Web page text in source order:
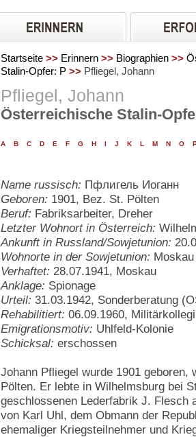
Startseite >> Erinnern >> Biographien >>
Stalin-Opfer: P >> Pfliegel, Johann
Pfliegel, Johann
Österreichische Stalin-
A B C D E F G H I J K L M N O
Name russisch: Пфлигель Иоганн
Geboren: 1901, Bez. St. Pölten
Beruf: Fabriksarbeiter, Dreher
Letzter Wohnort in Österreich:
Ankunft in Russland/Sowjetunion:
Wohnorte in der Sowjetunion: Moskau
Verhaftet: 28.07.1941, Moskau
Anklage: Spionage
Urteil: 31.03.1942, Sonderberatung
Rehabilitiert: 06.09.1960,
Emigrationsmotiv: Uhlfeld-Kolonie
Schicksal: erschossen
Johann Pfliegel wurde 1901
Pölten. Er lebte in Wilhelmsburg bei
geschlossenen Lederfabrik J. Flesch
von Karl Uhl, dem Obmann der
ehemaliger Kriegsteilnehmer und